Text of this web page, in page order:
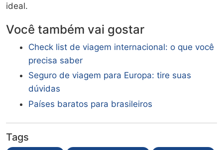
ideal.
Você também vai gostar
Check list de viagem internacional: o que você
precisa saber
Seguro de viagem para Europa: tire suas
dúvidas
Países baratos para brasileiros
Tags